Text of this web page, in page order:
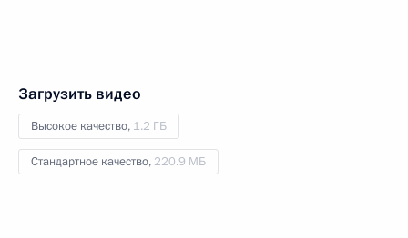
Загрузить видео
Высокое качество, 1.2 ГБ
Стандартное качество, 220.9 МБ